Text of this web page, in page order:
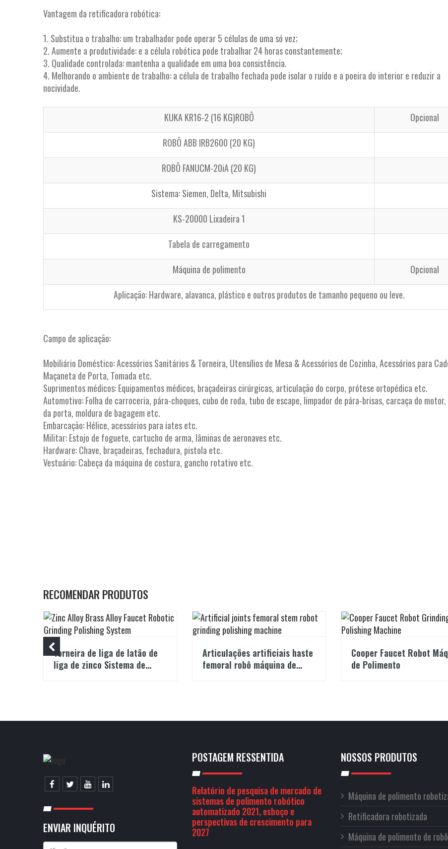
Vantagem da retificadora robótica:
1. Substitua o trabalho: um trabalhador pode operar 5 células de uma só vez;
2. Aumente a produtividade: e a célula robótica pode trabalhar 24 horas constantemente;
3. Qualidade controlada: mantenha a qualidade em uma boa consistência.
4. Melhorando o ambiente de trabalho: a célula de trabalho fechada pode isolar o ruído e a poeira do interior e reduzir a
nocividade.
KUKA KR16-2 (16 KG)ROBÔ
Opcional
ROBÔ ABB IRB2600 (20 KG)
ROBÔ FANUCM-20iA (20 KG)
Sistema: Siemen, Delta, Mitsubishi
KS-20000 Lixadeira 1
Tabela de carregamento
Máquina de polimento
Opcional
Aplicação: Hardware, alavanca, plástico e outros produtos de tamanho pequeno ou leve.
Campo de aplicação:
Mobiliário Doméstico: Acessórios Sanitários & Torneira, Utensílios de Mesa & Acessórios de Cozinha, Acessórios para
Maçaneta de Porta, Tomada etc.
Suprimentos médicos: Equipamentos médicos, braçadeiras cirúrgicas, articulação do corpo, prótese ortopédica etc.
Automotivo: Folha de carroceria, pára-choques, cubo de roda, tubo de escape, limpador de pára-brisas, carcaça do
da porta, moldura de bagagem etc.
Embarcação: Hélice, acessórios para iates etc.
Militar: Estojo de foguete, cartucho de arma, lâminas de aeronaves etc.
Hardware: Chave, braçadeiras, fechadura, pistola etc.
Vestuário: Cabeça da máquina de costura, gancho rotativo etc.
RECOMENDAR PRODUTOS
Torneira de liga de latão de
liga de zinco Sistema de
Articulações artificiais haste
femoral robô máquina de
Cooper Faucet Robot
de Polimento
ENVIAR INQUÉRITO
POSTAGEM RESSENTIDA
Relatório de pesquisa de mercado de
sistemas de polimento robótico
automatizado 2021, esboço e
perspectivas de crescimento para
2027
NOSSOS PRODUTOS
Máquina de polimento
Retificadora robotizada
Máquina de polimento de robô